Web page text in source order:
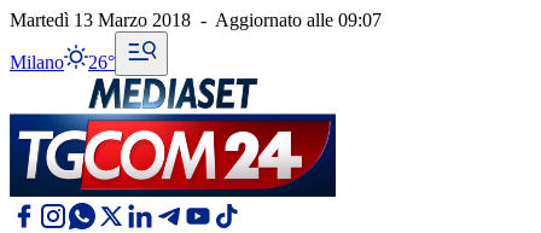
Martedì 13 Marzo 2018 - Aggiornato alle 09:07
Milano 26°